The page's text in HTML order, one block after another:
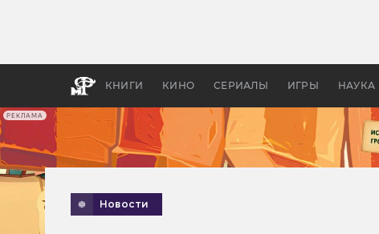
РЕКЛАМА
КНИГИ КИНО СЕРИАЛЫ ИГРЫ НАУКА
бы
Новости